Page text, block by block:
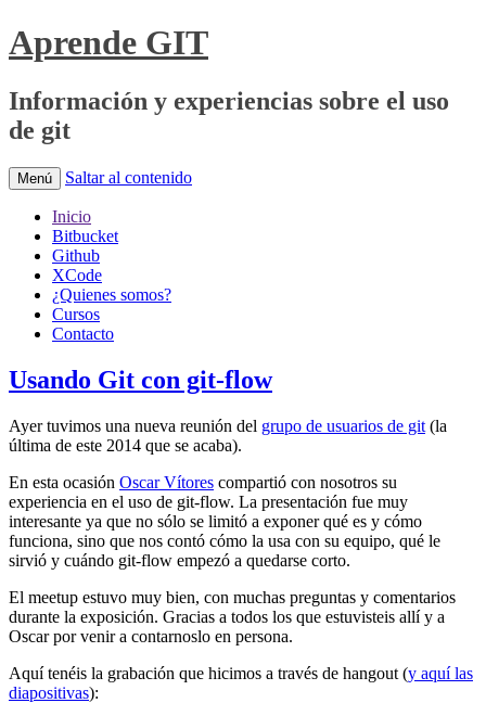
Aprende GIT
Información y experiencias sobre el uso
de git
Menú Saltar al contenido
Inicio
Bitbucket
Github
XCode
¿Quienes somos?
Cursos
Contacto
Usando Git con git-flow
Ayer tuvimos una nueva reunión del grupo de usuarios de git (la
última de este 2014 que se acaba).
En esta ocasión Oscar Vítores compartió con nosotros su
experiencia en el uso de git-flow. La presentación fue muy
interesante ya que no sólo se limitó a exponer qué es y cómo
funciona, sino que nos contó cómo la usa con su equipo, qué le
sirvió y cuándo git-flow empezó a quedarse corto.
El meetup estuvo muy bien, con muchas preguntas y comentarios
durante la exposición. Gracias a todos los que estuvisteis allí y a
Oscar por venir a contarnoslo en persona.
Aquí tenéis la grabación que hicimos a través de hangout (y aquí las
diapositivas):